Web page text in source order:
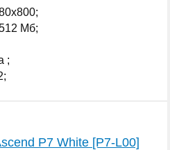
Мб;
;
P7 White [P7-L00]